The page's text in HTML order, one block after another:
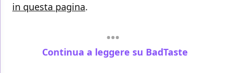
in questa pagina.
Continua a leggere su BadTaste